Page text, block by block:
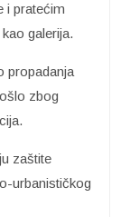
i pratećim
galerija.
propadanja
zbog
zaštite
urbanističkog